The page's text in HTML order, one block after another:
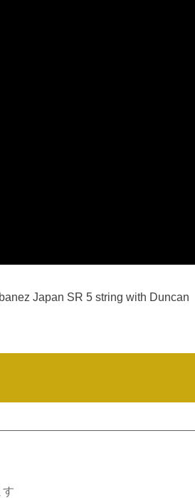
Japan SR 5 string with Duncan
す